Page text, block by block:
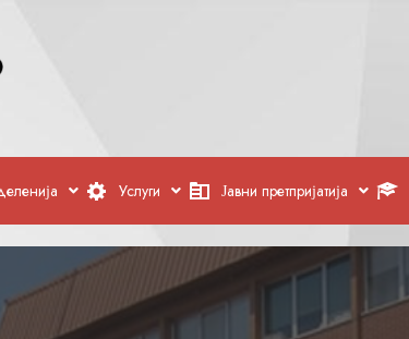
Услуги Јавни претпријатија